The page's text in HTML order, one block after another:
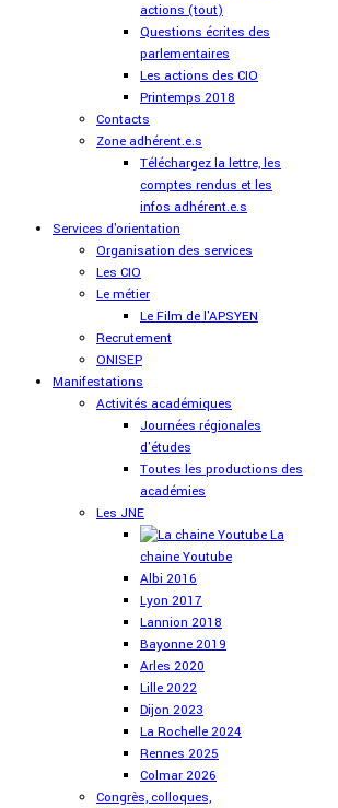
actions (tout)
Questions écrites des
parlementaires
Les actions des CIO
Printemps 2018
Contacts
Zone adhérent.e.s
Téléchargez la lettre, les
comptes rendus et les
infos adhérent.e.s
Services d'orientation
Organisation des services
Les CIO
Le métier
Le Film de l'APSYEN
Recrutement
ONISEP
Manifestations
Activités académiques
Journées régionales
d'études
Toutes les productions des
académies
Les JNE
La
chaine Youtube
Albi 2016
Lyon 2017
Lannion 2018
Bayonne 2019
Arles 2020
Lille 2022
Dijon 2023
La Rochelle 2024
Rennes 2025
Colmar 2026
Congrès, colloques,